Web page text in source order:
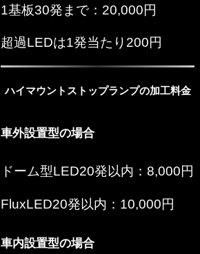
1基板30発まで：20,000円
超過LEDは1発当たり200円
ハイマウントストップランプの加工料金
車外設置型の場合
ドーム型LED20発以内：8,000円
FluxLED20発以内：10,000円
車内設置型の場合